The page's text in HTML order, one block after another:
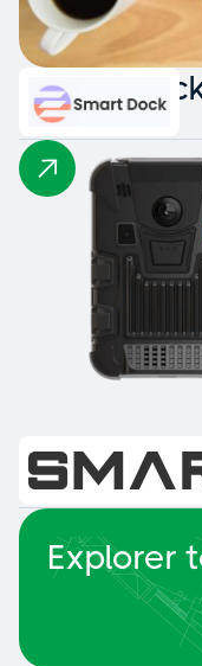
Smart
Smart Lifts
Explorer